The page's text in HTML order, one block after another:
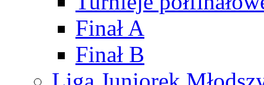
Finał A
Finał B